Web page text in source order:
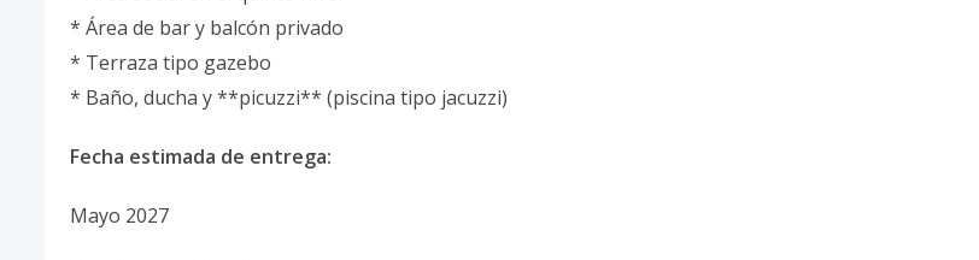
* Área de bar y balcón privado
* Terraza tipo gazebo
* Baño, ducha y **picuzzi** (piscina tipo jacuzzi)
Fecha estimada de entrega:
Mayo 2027